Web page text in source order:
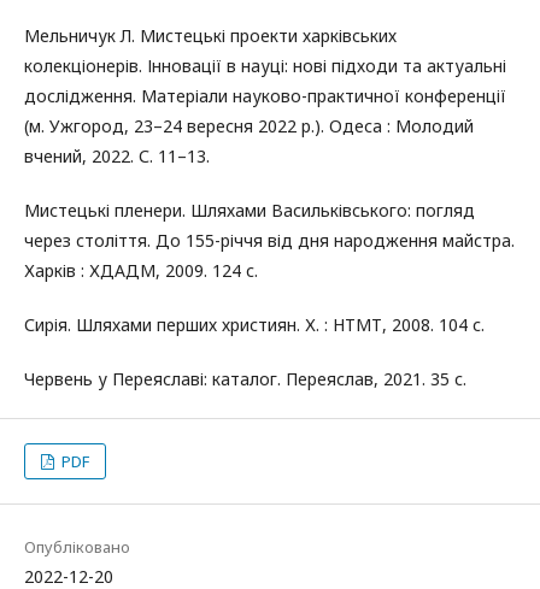
Мельничук Л. Мистецькі проекти харківських
колекціонерів. Інновації в науці: нові підходи та актуальні
дослідження. Матеріали науково-практичної конференції
(м. Ужгород, 23–24 вересня 2022 р.). Одеса : Молодий
вчений, 2022. С. 11–13.
Мистецькі пленери. Шляхами Васильківського: погляд
через століття. До 155-річчя від дня народження майстра.
Харків : ХДАДМ, 2009. 124 с.
Сирія. Шляхами перших християн. Х. : НТМТ, 2008. 104 с.
Червень у Переяславі: каталог. Переяслав, 2021. 35 с.
PDF
Опубліковано
2022-12-20